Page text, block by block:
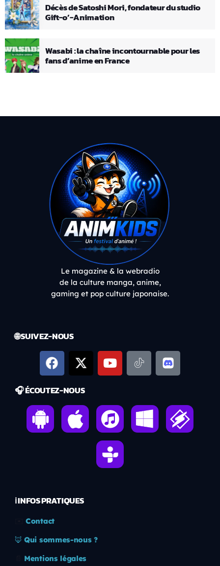
Décès de Satoshi Mori, fondateur du studio
Gift-o’-Animation
Wasabi : la chaîne incontournable pour les
fans d’anime en France
Le magazine & la webradio
de la culture manga, anime,
gaming et pop culture japonaise.
🌐 SUIVEZ-NOUS
🎧 ÉCOUTEZ-NOUS
ℹ️ INFOS PRATIQUES
Contact
🦊 Qui sommes-nous ?
Mentions légales